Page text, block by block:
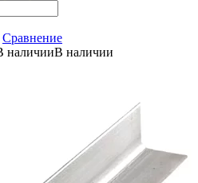
Сравнение
В наличии